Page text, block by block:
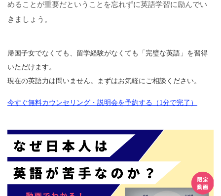
めることが重要だということを忘れずに英語学習に励んでい
きましょう。
帰国子女でなくても、留学経験がなくても「完璧な英語」を習得
いただけます。
現在の英語力は問いません。まずはお気軽にご相談ください。
今すぐ無料カウンセリング・説明会を予約する（1分で完了）